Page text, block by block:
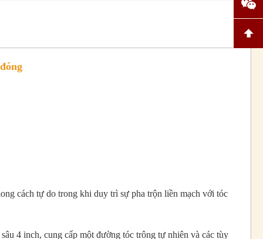
cách tự do trong khi duy trì sự pha trộn liền mạch với tóc
4 inch, cung cấp một đường tóc trông tự nhiên và các tùy